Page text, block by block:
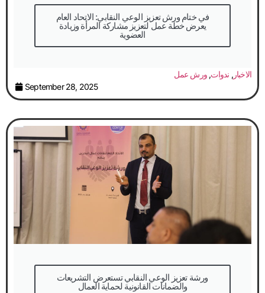
في ختام ورش تعزيز الوعي النقابي: الاتحاد العام
يعرض خطة عمل لتعزيز مشاركة المرأة وزيادة
العضوية
الاخبار, ندوات,ورش عمل
September 28, 2025
والضمانات القانونية لحماية العمال